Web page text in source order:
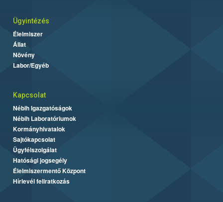
Ügyintézés
Élelmiszer
Állat
Növény
Labor/Egyéb
Kapcsolat
Nébih Igazgatóságok
Nébih Laboratóriumok
Kormányhivatalok
Sajtókapcsolat
Ügyfélszolgálat
Hatósági jogsegély
Élelmiszermentő Központ
Hírlevél feliratkozás